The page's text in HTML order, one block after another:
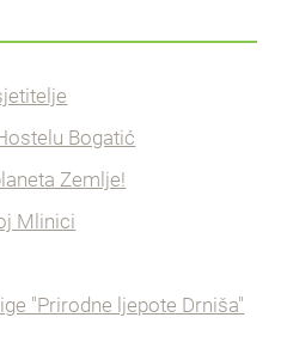
Bogatić
Zemlje!
Mlinici
"Prirodne ljepote Drniša"